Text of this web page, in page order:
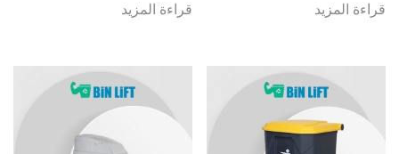
قراءة المزيد قراءة المزيد